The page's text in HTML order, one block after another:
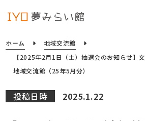
ホーム
地域交流館
【2025年2月1日（土）抽選会のお知らせ】
地域交流館（25年5月分）
投稿日時 2025.1.22